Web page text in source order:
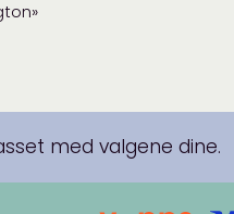
med valgene dine.